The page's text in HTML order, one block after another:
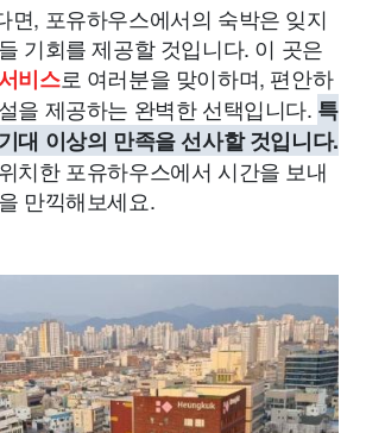
면, 포유하우스에서의 숙박은 잊지
기회를 제공할 것입니다. 이 곳은
비스로 여러분을 맞이하며, 편안하
을 제공하는 완벽한 선택입니다. 특
대 이상의 만족을 선사할 것입니다.
치한 포유하우스에서 시간을 보내
만끽해보세요.